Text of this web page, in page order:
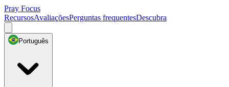
Pray Focus
RecursosAvaliaçõesPerguntas frequentesDescubra
Português